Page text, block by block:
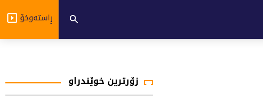
ڕاستەوخۆ
زۆرترین خوێندراو